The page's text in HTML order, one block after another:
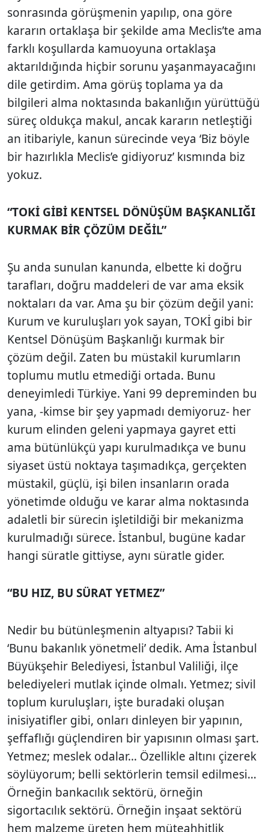
sonrasında görüşmenin yapılıp, ona göre
kararın ortaklaşa bir şekilde ama Meclis’te ama
farklı koşullarda kamuoyuna ortaklaşa
aktarıldığında hiçbir sorunu yaşanmayacağını
dile getirdim. Ama görüş toplama ya da
bilgileri alma noktasında bakanlığın yürüttüğü
süreç oldukça makul, ancak kararın netleştiği
an itibariyle, kanun sürecinde veya ‘Biz böyle
bir hazırlıkla Meclis’e gidiyoruz’ kısmında biz
yokuz.
“TOKİ GİBİ KENTSEL DÖNÜŞÜM BAŞKANLIĞI
KURMAK BİR ÇÖZÜM DEĞİL”
Şu anda sunulan kanunda, elbette ki doğru
tarafları, doğru maddeleri de var ama eksik
noktaları da var. Ama şu bir çözüm değil yani:
Kurum ve kuruluşları yok sayan, TOKİ gibi bir
Kentsel Dönüşüm Başkanlığı kurmak bir
çözüm değil. Zaten bu müstakil kurumların
toplumu mutlu etmediği ortada. Bunu
deneyimledi Türkiye. Yani 99 depreminden bu
yana, -kimse bir şey yapmadı demiyoruz- her
kurum elinden geleni yapmaya gayret etti
ama bütünlükçü yapı kurulmadıkça ve bunu
siyaset üstü noktaya taşımadıkça, gerçekten
müstakil, güçlü, işi bilen insanların orada
yönetimde olduğu ve karar alma noktasında
adaletli bir sürecin işletildiği bir mekanizma
kurulmadığı sürece. İstanbul, bugüne kadar
hangi süratle gittiyse, aynı süratle gider.
“BU HIZ, BU SÜRAT YETMEZ”
Nedir bu bütünleşmenin altyapısı? Tabii ki
‘Bunu bakanlık yönetmeli’ dedik. Ama İstanbul
Büyükşehir Belediyesi, İstanbul Valiliği, ilçe
belediyeleri mutlak içinde olmalı. Yetmez; sivil
toplum kuruluşları, işte buradaki oluşan
inisiyatifler gibi, onları dinleyen bir yapının,
şeffaflığı güçlendiren bir yapısının olması şart.
Yetmez; meslek odalar… Özellikle altını çizerek
söylüyorum; belli sektörlerin temsil edilmesi…
Örneğin bankacılık sektörü, örneğin
sigortacılık sektörü. Örneğin inşaat sektörü
hem malzeme üreten hem müteahhitlik